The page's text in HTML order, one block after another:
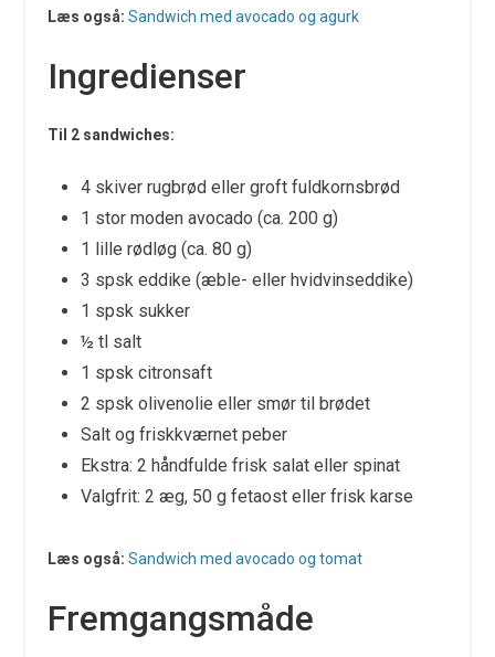
Læs også: Sandwich med avocado og agurk
Ingredienser
Til 2 sandwiches:
4 skiver rugbrød eller groft fuldkornsbrød
1 stor moden avocado (ca. 200 g)
1 lille rødløg (ca. 80 g)
3 spsk eddike (æble- eller hvidvinseddike)
1 spsk sukker
½ tl salt
1 spsk citronsaft
2 spsk olivenolie eller smør til brødet
Salt og friskkværnet peber
Ekstra: 2 håndfulde frisk salat eller spinat
Valgfrit: 2 æg, 50 g fetaost eller frisk karse
Læs også: Sandwich med avocado og tomat
Fremgangsmåde